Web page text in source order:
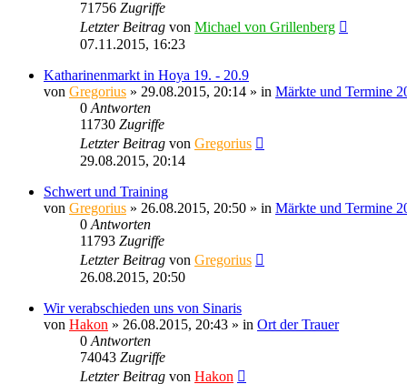
71756 Zugriffe
Letzter Beitrag von Michael von Grillenberg
07.11.2015, 16:23
Katharinenmarkt in Hoya 19. - 20.9
von Gregorius » 29.08.2015, 20:14 » in Märkte und Termine
0 Antworten
11730 Zugriffe
Letzter Beitrag von Gregorius
29.08.2015, 20:14
Schwert und Training
von Gregorius » 26.08.2015, 20:50 » in Märkte und Termine
0 Antworten
11793 Zugriffe
Letzter Beitrag von Gregorius
26.08.2015, 20:50
Wir verabschieden uns von Sinaris
von Hakon » 26.08.2015, 20:43 » in Ort der Trauer
0 Antworten
74043 Zugriffe
Letzter Beitrag von Hakon